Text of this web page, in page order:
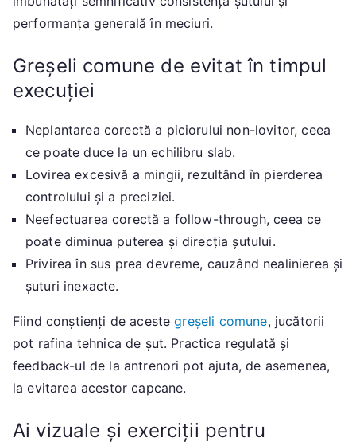
performanța generală în meciuri.
Greșeli comune de evitat în timpul
execuției
Neplantarea corectă a piciorului non-lovitor, ceea
ce poate duce la un echilibru slab.
Lovirea excesivă a mingii, rezultând în pierderea
controlului și a preciziei.
Neefectuarea corectă a follow-through, ceea ce
poate diminua puterea și direcția șutului.
Privirea în sus prea devreme, cauzând nealinierea și
șuturi inexacte.
Fiind conștienți de acestegreșeli comune, jucătorii
pot rafina tehnica de șut. Practica regulată și
feedback-ul de la antrenori pot ajuta, de asemenea,
la evitarea acestor capcane.
Ai vizuale și exerciții pentru